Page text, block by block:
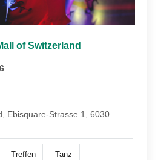
of Switzerland
Ebisquare-Strasse 1, 6030
Treffen Tanz